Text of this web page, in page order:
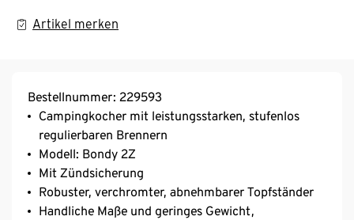
Artikel merken
Bestellnummer: 229593
Campingkocher mit leistungsstarken, stufenlos
regulierbaren Brennern
Modell: Bondy 2Z
Mit Zündsicherung
Robuster, verchromter, abnehmbarer Topfständer
Handliche Maße und geringes Gewicht,